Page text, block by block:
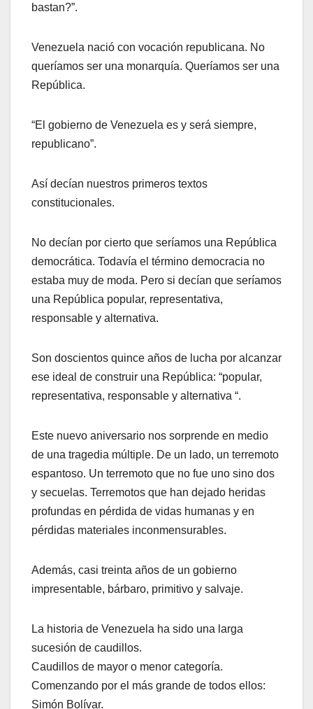
bastan?”.
Venezuela nació con vocación republicana. No
queríamos ser una monarquía. Queríamos ser una
República.
“El gobierno de Venezuela es y será siempre,
republicano”.
Así decían nuestros primeros textos
constitucionales.
No decían por cierto que seríamos una República
democrática. Todavía el término democracia no
estaba muy de moda. Pero si decían que seríamos
una República popular, representativa,
responsable y alternativa.
Son doscientos quince años de lucha por alcanzar
ese ideal de construir una República: “popular,
representativa, responsable y alternativa “.
Este nuevo aniversario nos sorprende en medio
de una tragedia múltiple. De un lado, un terremoto
espantoso. Un terremoto que no fue uno sino dos
y secuelas. Terremotos que han dejado heridas
profundas en pérdida de vidas humanas y en
pérdidas materiales inconmensurables.
Además, casi treinta años de un gobierno
impresentable, bárbaro, primitivo y salvaje.
La historia de Venezuela ha sido una larga
sucesión de caudillos.
Caudillos de mayor o menor categoría.
Comenzando por el más grande de todos ellos:
Simón Bolívar.